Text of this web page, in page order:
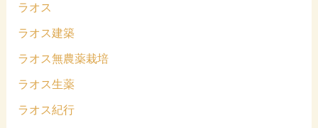
ラオス
ラオス建築
ラオス無農薬栽培
ラオス生薬
ラオス紀行